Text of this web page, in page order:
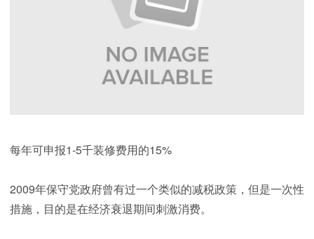
每年可申报1-5千装修费用的15%
2009年保守党政府曾有过一个类似的减税政策，但是一次性
措施，目的是在经济衰退期间刺激消费。